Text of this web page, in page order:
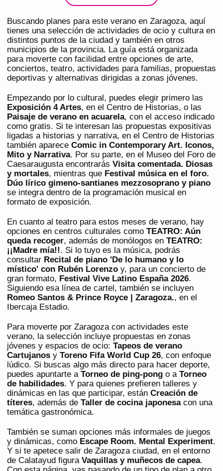
Buscando planes para este verano en Zaragoza, aquí
tienes una selección de actividades de ocio y cultura en
distintos puntos de la ciudad y también en otros
municipios de la provincia. La guía está organizada
para moverte con facilidad entre opciones de arte,
conciertos, teatro, actividades para familias, propuestas
deportivas y alternativas dirigidas a zonas jóvenes.
Empezando por lo cultural, puedes elegir primero las
Exposición 4 Artes, en el Centro de Historias, o las
Paisaje de verano en acuarela, con el acceso indicado
como gratis. Si te interesan las propuestas expositivas
ligadas a historias y narrativa, en el Centro de Historias
también aparece Comic in Contemporary Art. Iconos,
Mito y Narrativa. Por su parte, en el Museo del Foro de
Caesaraugusta encontrarás Visita comentada. Diosas
y mortales, mientras que Festival música en el foro.
Dúo lírico gimeno-santianes mezzosoprano y piano
se integra dentro de la programación musical en
formato de exposición.
En cuanto al teatro para estos meses de verano, hay
opciones en centros culturales como TEATRO: Aún
queda recoger, además de monólogos en TEATRO:
¡¡Madre mía!!. Si lo tuyo es la música, podrás
consultar Recital de piano 'De lo humano y lo
místico' con Rubén Lorenzo y, para un concierto de
gran formato, Festival Vive Latino España 2026.
Siguiendo esa línea de cartel, también se incluyen
Romeo Santos & Prince Royce | Zaragoza., en el
Ibercaja Estadio.
Para moverte por Zaragoza con actividades este
verano, la selección incluye propuestas en zonas
jóvenes y espacios de ocio: Tapeos de verano
Cartujanos y Toreno Fifa World Cup 26, con enfoque
lúdico. Si buscas algo más directo para hacer deporte,
puedes apuntarte a Torneo de ping-pong o a Torneo
de habilidades. Y para quienes prefieren talleres y
dinámicas en las que participar, están Creación de
títeres, además de Taller de cocina japonesacon una
temática gastronómica.
También se suman opciones más informales de juegos
y dinámicas, como Escape Room. Mental Experiment.
Y si te apetece salir de Zaragoza ciudad, en el entorno
de Calatayud figura Vaquillas y muñecos de capea.